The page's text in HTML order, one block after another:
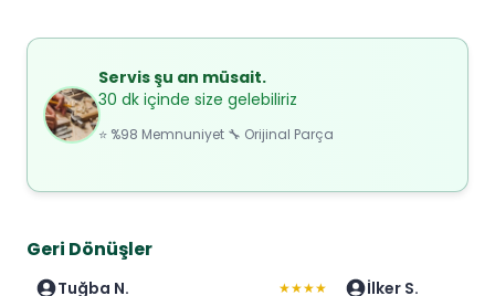
Servis şu an müsait.
30 dk içinde size gelebiliriz
⭐ %98 Memnuniyet 🔧 Orijinal Parça
Geri Dönüşler
Tuğba N. ★★★★
İlker S.